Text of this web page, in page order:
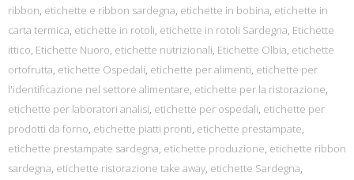
ribbon, etichette e ribbon sardegna, etichette in bobina, etichette in
carta termica, etichette in rotoli, etichette in rotoli Sardegna, Etichette
ittico, Etichette Nuoro, etichette nutrizionali, Etichette Olbia, etichette
ortofrutta, etichette Ospedali, etichette per alimenti, etichette per
l'identificazione nel settore alimentare, etichette per la ristorazione,
etichette per laboratori analisi, etichette per ospedali, etichette per
prodotti da forno, etichette piatti pronti, etichette prestampate,
etichette prestampate sardegna, etichette produzione, etichette ribbon
sardegna, etichette ristorazione take away, etichette Sardegna,